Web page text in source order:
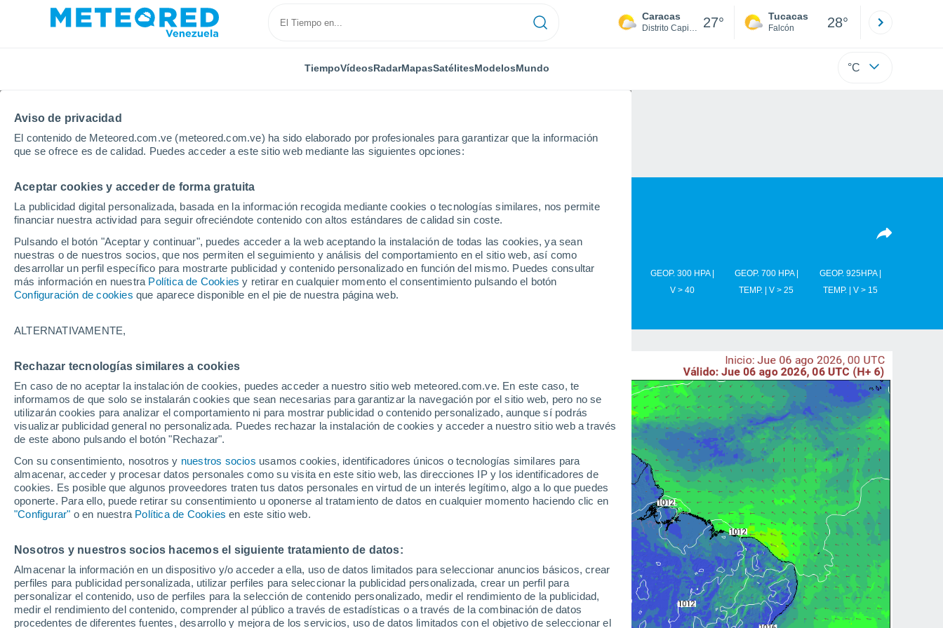
Aviso de privacidad
El contenido de Meteored.com.ve (meteored.com.ve) ha sido elaborado por profesionales para garantizar que la información
que se ofrece es de calidad. Puedes acceder a este sitio web mediante las siguientes opciones:
Aceptar cookies y acceder de forma gratuita
La publicidad digital personalizada, basada en la información recogida mediante cookies o tecnologías similares, nos permite
financiar nuestra actividad para seguir ofreciéndote contenido con altos estándares de calidad sin coste.
Pulsando el botón "Aceptar y continuar", puedes acceder a la web aceptando la instalación de todas las cookies, ya sean
nuestras o de nuestros socios, que nos permiten el seguimiento y análisis del comportamiento en el sitio web, así como
desarrollar un perfil específico para mostrarte publicidad y contenido personalizado en función del mismo. Puedes consultar
más información en nuestra Política de Cookies y retirar en cualquier momento el consentimiento pulsando el botón
Configuración de cookies que aparece disponible en el pie de nuestra página web.
ALTERNATIVAMENTE,
Rechazar tecnologías similares a cookies
En caso de no aceptar la instalación de cookies, puedes acceder a nuestro sitio web meteored.com.ve. En este caso, te
informamos de que solo se instalarán cookies que sean necesarias para garantizar la navegación por el sitio web, pero no se
utilizarán cookies para analizar el comportamiento ni para mostrar publicidad o contenido personalizado, aunque sí podrás
visualizar publicidad general no personalizada. Puedes rechazar la instalación de cookies y acceder a nuestro sitio web a través
de este abono pulsando el botón "Rechazar".
Con su consentimiento, nosotros y nuestros socios usamos cookies, identificadores únicos o tecnologías similares para
almacenar, acceder y procesar datos personales como su visita en este sitio web, las direcciones IP y los identificadores de
cookies. Es posible que algunos proveedores traten tus datos personales en virtud de un interés legítimo, algo a lo que puedes
oponerte. Para ello, puede retirar su consentimiento u oponerse al tratamiento de datos en cualquier momento haciendo clic en
"Configurar" o en nuestra Política de Cookies en este sitio web.
Nosotros y nuestros socios hacemos el siguiente tratamiento de datos:
Almacenar la información en un dispositivo y/o acceder a ella, uso de datos limitados para seleccionar anuncios básicos, crear
perfiles para publicidad personalizada, utilizar perfiles para seleccionar la publicidad personalizada, crear un perfil para
personalizar el contenido, uso de perfiles para la selección de contenido personalizado, medir el rendimiento de la publicidad,
medir el rendimiento del contenido, comprender al público a través de estadísticas o a través de la combinación de datos
procedentes de diferentes fuentes, desarrollo y mejora de los servicios, uso de datos limitados con el objetivo de seleccionar el
Caracas
Distrito Capital 27° Tucacas
Falcón 28°
TiempoVídeosRadarMapasSatélitesModelosMundo °C
Inicio Modelos Modelos Uruguay - ECMWF América Sur - Lat(+10..-30)
Modelos de predicción numérica
PRES. | V > 10 |
NUB. | PREC. 6H |
PRECIPITACIÓN
ACUMULADA
NIEVE
ACUMULADA
TEMPERATURA
2M
GEOP. 850 HPA |
GEOP. 500 HPA |
VIENTO 10M |
GEOP. 300 HPA |
V > 40
GEOP. 700 HPA |
TEMP. | V > 25
GEOP. 925HPA |
TEMP. | V > 15
Uruguay
ECMWF América Sur -
Lat(+10..-30)
ECMWF América Sur -
GFS América Sur -
Lat(+10..-30)
GFS América Sur -